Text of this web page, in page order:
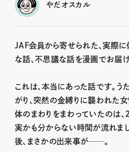
やだオスカル
JAF会員から寄せられた、実際
な話、不思議な話を漫画でお届け
これは、本当にあった話です。
がり、突然の金縛りに襲われた
体のまわりをまわっていたのは
実かも分からない時間が流れま
後、まさかの出来事が──。